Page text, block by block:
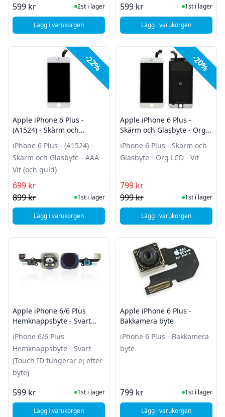
599 kr I Lager
2st i lager
Lägg i varukorgen, Apple iPhone 6/6 Plus Hemknappsbyte - Silver/vit (Touch
599 kr I Lager
1st i lager
Lägg i varukorgen
, Apple iPhone 6
-22%
Apple iPhone 6 Plus -
(A1524) - Skärm och
guld)
iPhone 6 Plus - (A1524) -
Skärm och Glasbyte - AAA -
Vit (och guld)
699 kr
899 kr
I Lager
1st i lager
Lägg i varukorgen , Apple iPhone 6 Plus - (A1524) - Skärm och
-20%
Apple iPhone 6 Plus -
Skärm och Glasbyte - Org
iPhone 6 Plus - Skärm och
Glasbyte - Org LCD - Vit
799 kr
999 kr
I Lager
1st i lager
Lägg i varukorgen
, Apple iPhone 6
Apple iPhone 6/6 Plus
Hemknappsbyte - Svart
byte)
iPhone 6/6 Plus
Hemknappsbyte - Svart
(Touch ID fungerar ej efter
byte)
599 kr I Lager
1st i lager
Lägg i varukorgen, Apple iPhone 6/6 Plus Hemknappsbyte - Svart (Touch ID
Apple iPhone 6 Plus -
Bakkamera byte
iPhone 6 Plus - Bakkamera
byte
799 kr I Lager
1st i lager
Lägg i varukorgen
, Apple iPhone 6